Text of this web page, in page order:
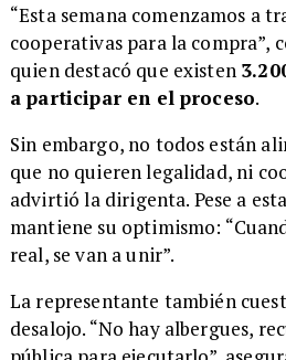
“Esta semana comenzamos a
cooperativas para la compra”,
quien destacó que existen
a participar en el proceso.
Sin embargo, no todos están
que no quieren legalidad, ni
advirtió la dirigenta. Pese a
mantiene su optimismo:
real, se van a unir”.
La representante también
desalojo. “No hay albergues,